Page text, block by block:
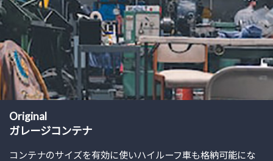
Original
​ガレージコンテナ
コンテナのサイズを有効に使いハイルーフ車も格納可能にな